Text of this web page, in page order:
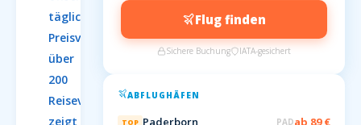
täglicher
Preisvergleich
über
200
Reiseveranstalter
zeigt
Flug finden
Sichere Buchung IATA-gesichert
ABFLUGHÄFEN
TOP Paderborn PADab 89 €